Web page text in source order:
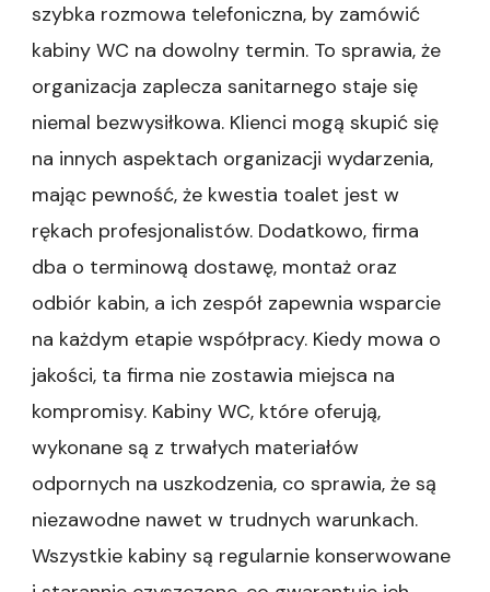
szybka rozmowa telefoniczna, by zamówić
kabiny WC na dowolny termin. To sprawia, że
organizacja zaplecza sanitarnego staje się
niemal bezwysiłkowa. Klienci mogą skupić się
na innych aspektach organizacji wydarzenia,
mając pewność, że kwestia toalet jest w
rękach profesjonalistów. Dodatkowo, firma
dba o terminową dostawę, montaż oraz
odbiór kabin, a ich zespół zapewnia wsparcie
na każdym etapie współpracy. Kiedy mowa o
jakości, ta firma nie zostawia miejsca na
kompromisy. Kabiny WC, które oferują,
wykonane są z trwałych materiałów
odpornych na uszkodzenia, co sprawia, że są
niezawodne nawet w trudnych warunkach.
Wszystkie kabiny są regularnie konserwowane